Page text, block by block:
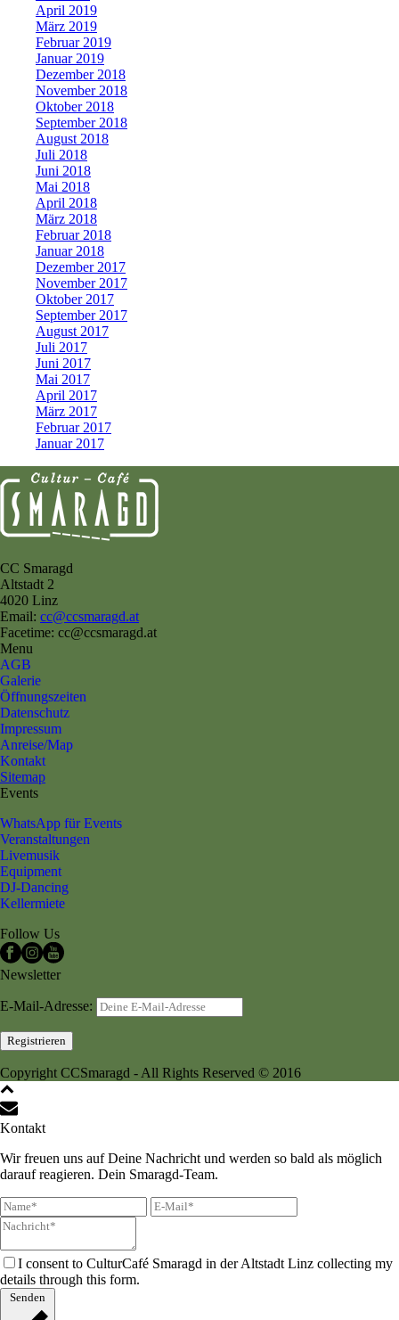
April 2019
März 2019
Februar 2019
Januar 2019
Dezember 2018
November 2018
Oktober 2018
September 2018
August 2018
Juli 2018
Juni 2018
Mai 2018
April 2018
März 2018
Februar 2018
Januar 2018
Dezember 2017
November 2017
Oktober 2017
September 2017
August 2017
Juli 2017
Juni 2017
Mai 2017
April 2017
März 2017
Februar 2017
Januar 2017
CC Smaragd
Altstadt 2
4020 Linz
Email: cc@ccsmaragd.at
Facetime: cc@ccsmaragd.at
Menu
AGB
Galerie
Öffnungszeiten
Datenschutz
Impressum
Anreise/Map
Kontakt
Sitemap
Events
WhatsApp für Events
Veranstaltungen
Livemusik
Equipment
DJ-Dancing
Kellermiete
Follow Us
Newsletter
E-Mail-Adresse:
Copyright CCSmaragd - All Rights Reserved © 2016
Kontakt
Wir freuen uns auf Deine Nachricht und werden so bald als möglich
darauf reagieren. Dein Smaragd-Team.
I consent to CulturCafé Smaragd in der Altstadt Linz collecting my
details through this form.
Senden